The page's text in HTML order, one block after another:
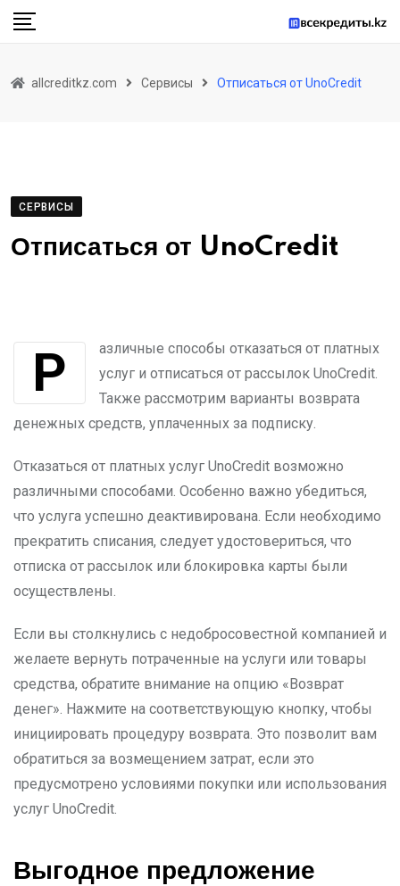
Skip
allcreditkz.com Сервисы Отписаться от UnoCredit
СЕРВИСЫ
Отписаться от UnoCredit
Различные способы отказаться от платных
услуг и отписаться от рассылок UnoCredit.
Также рассмотрим варианты возврата
денежных средств, уплаченных за подписку.
Отказаться от платных услуг UnoCredit возможно
различными способами. Особенно важно убедиться,
что услуга успешно деактивирована. Если необходимо
прекратить списания, следует удостовериться, что
отписка от рассылок или блокировка карты были
осуществлены.
Если вы столкнулись с недобросовестной компанией и
желаете вернуть потраченные на услуги или товары
средства, обратите внимание на опцию «Возврат
денег». Нажмите на соответствующую кнопку, чтобы
инициировать процедуру возврата. Это позволит вам
обратиться за возмещением затрат, если это
предусмотрено условиями покупки или использования
услуг UnoCredit.
Выгодное предложение